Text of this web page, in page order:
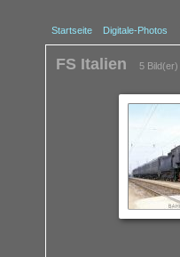
Startseite Digitale-Photos
FS Italien 5 Bild(er)